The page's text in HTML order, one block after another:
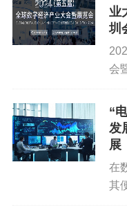
案。
前景展望：智能数据平
确性，降低数据应用的
用的深化，智能数据平
私计算等，以提供更加
2. 数据安全产品
新产品描述：数据安全
传输、处理和使用过程
类安全产品和服务。包
业
圳
会
展
“
发
展
在
其